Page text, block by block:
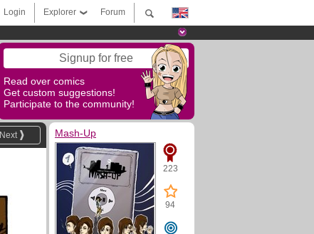
Forum
Explorer
Login
Signup for free
Read over comics
Get custom suggestions!
Participate to the community!
Next Mash-Up
223
94